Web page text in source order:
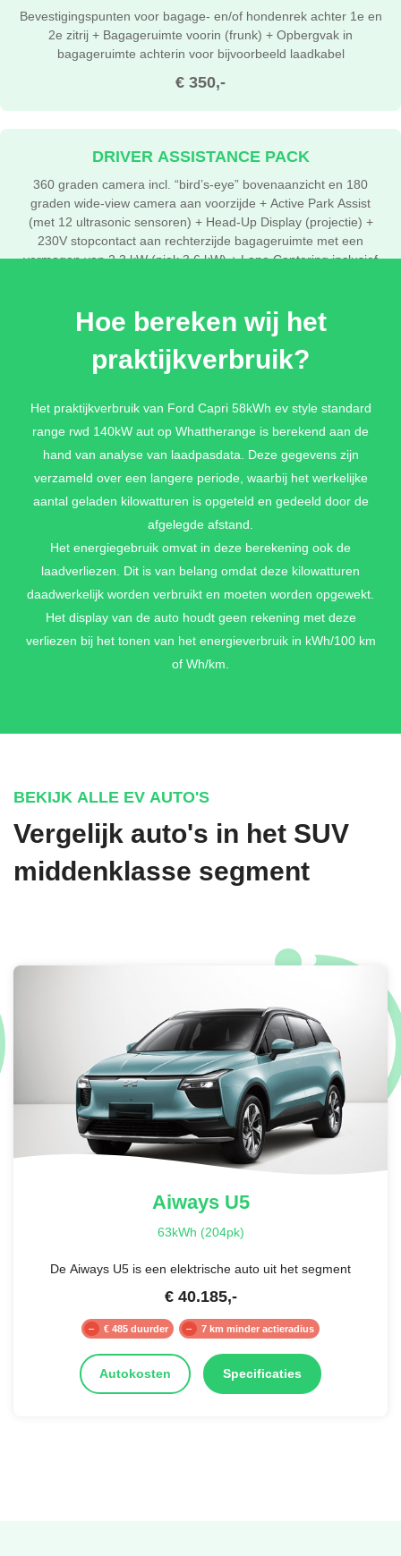
€ 350,-
Bevestigingspunten voor bagage- en/of hondenrek achter 1e en
2e zitrij + Bagageruimte voorin (frunk) + Opbergvak in
bagageruimte achterin voor bijvoorbeeld laadkabel
€ 1.800,-
DRIVER ASSISTANCE PACK
360 graden camera incl. “bird’s-eye” bovenaanzicht en 180
graden wide-view camera aan voorzijde + Active Park Assist
(met 12 ultrasonic sensoren) + Head-Up Display (projectie) +
230V stopcontact aan rechterzijde bagageruimte met een
vermogen van 2,3 kW (piek 3,6 kW) + Lane Centering inclusief
€ 1.900,-
COMFORT PACK I - STYLE
12-weg elektrisch verstelbare bestuurdersstoel met memory
Pack I: Gedeeltelijk Sensico in Black Onyx + Voorstoelen met
geïntegreerde hoofdsteun + Draadloos opladen mobiele
telefoon + Armsteun met cupholder in achterbank +
Buitenspiegels met memory functie en Capri logo projectie +
Elektrisch bedienbare achterklep met handsfree functie + Skiluik
in achterbank + USB-C oplaadpunten (2x) achterin + Keyless
Entry + Verwarmbaar stuurwiel + Verwarmbare voorstoelen +
Automatisch dimmende binnenspiegel
Hoe bereken wij het
praktijkverbruik?
Het praktijkverbruik van Ford Capri 58kWh ev style standard
range rwd 140kW aut op Whattherange is berekend aan de
hand van analyse van laadpasdata. Deze gegevens zijn
verzameld over een langere periode, waarbij het werkelijke
aantal geladen kilowatturen is opgeteld en gedeeld door de
afgelegde afstand.
Het energiegebruik omvat in deze berekening ook de
laadverliezen. Dit is van belang omdat deze kilowatturen
daadwerkelijk worden verbruikt en moeten worden opgewekt.
Het display van de auto houdt geen rekening met deze
verliezen bij het tonen van het energieverbruik in kWh/100 km
of Wh/km.
BEKIJK ALLE EV AUTO'S
Vergelijk auto's in het SUV
middenklasse segment
AiwaysU5
63kWh (204pk)
De Aiways U5 is een elektrische auto uit het segment
€ 40.185,-
€ 485 duurder 7 km minder actieradius
Autokosten Specificaties